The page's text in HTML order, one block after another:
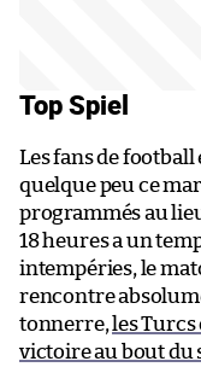
Top Spiel
Les fans de
quelque peu ce
programmés au
18 heures a un
intempéries, le
rencontre
tonnerre, les
victoire au bout du